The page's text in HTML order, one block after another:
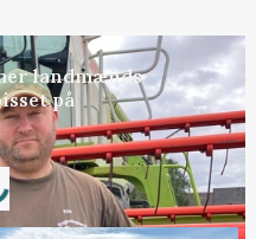
landmænds
på